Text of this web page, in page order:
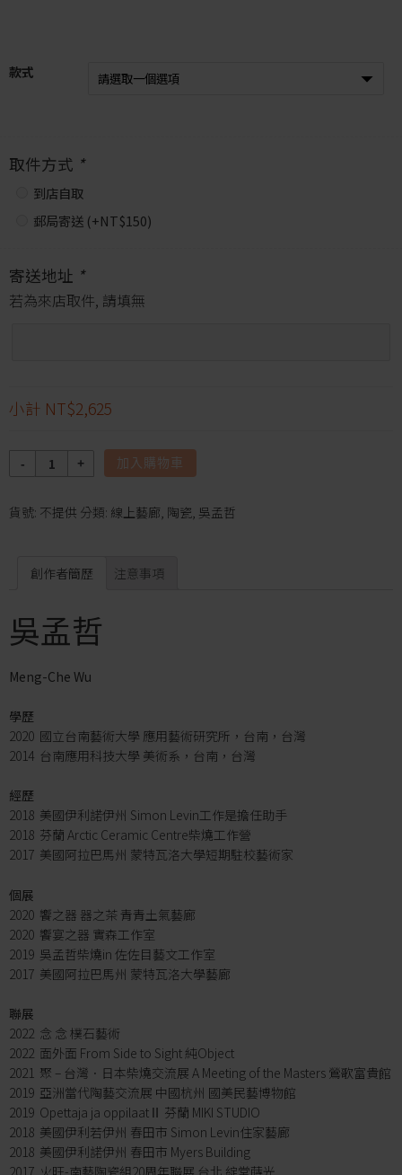
款式
取件方式 *
到店自取
郵局寄送 (+NT$150)
寄送地址 *
若為來店取件, 請填無
小計 NT$2,625
加入購物車
貨號: 不提供 分類: 線上藝廊, 陶瓷, 吳孟哲
創作者簡歷 注意事項
吳孟哲
Meng-Che Wu
學歷
2020 國立台南藝術大學 應用藝術研究所，台南，台灣
2014 台南應用科技大學 美術系，台南，台灣
經歷
2018 美國伊利諾伊州 Simon Levin工作是擔任助手
2018 芬蘭 Arctic Ceramic Centre柴燒工作營
2017 美國阿拉巴馬州 蒙特瓦洛大學短期駐校藝術家
個展
2020 饗之器 器之茶 青青土氣藝廊
2020 饗宴之器 實森工作室
2019 吳孟哲柴燒in 佐佐目藝文工作室
2017 美國阿拉巴馬州 蒙特瓦洛大學藝廊
聯展
2022 念 念 樸石藝術
2022 面外面 From Side to Sight 純Object
2021 聚 – 台灣．日本柴燒交流展 A Meeting of the Masters 鶯歌富貴館
2019 亞洲當代陶藝交流展 中國杭州 國美民藝博物館
2019 Opettaja ja oppilaatⅡ 芬蘭 MIKI STUDIO
2018 美國伊利若伊州 春田市 Simon Levin住家藝廊
2018 美國伊利諾伊州 春田市 Myers Building